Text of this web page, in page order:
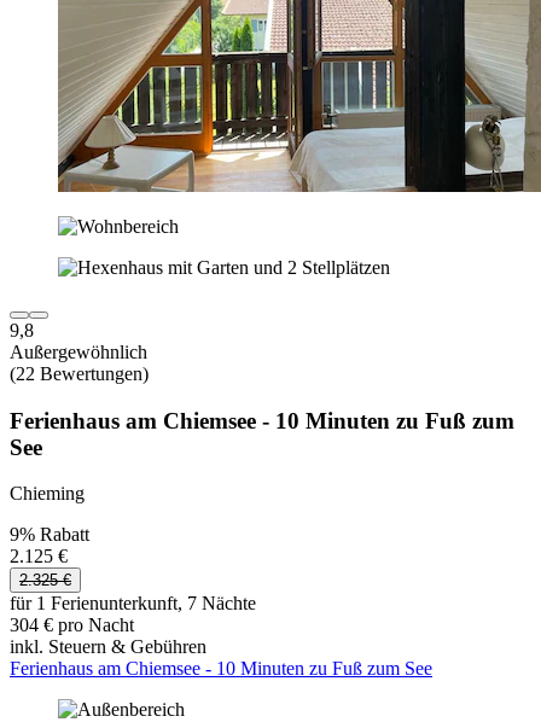
9,8
Außergewöhnlich
(22 Bewertungen)
Ferienhaus am Chiemsee - 10 Minuten zu Fuß zum
See
Chieming
9% Rabatt
2.125 €
2.325 €
für 1 Ferienunterkunft, 7 Nächte
304 € pro Nacht
inkl. Steuern & Gebühren
Ferienhaus am Chiemsee - 10 Minuten zu Fuß zum See